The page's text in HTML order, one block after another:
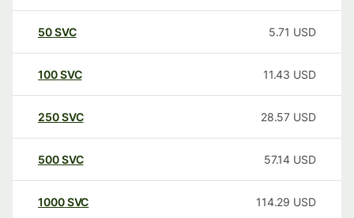
50SVC 5.71 USD
100SVC 11.43 USD
250SVC 28.57 USD
500SVC 57.14 USD
1000SVC 114.29 USD